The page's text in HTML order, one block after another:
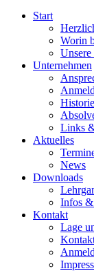
Start
Worin
Unternehmen
Links
Aktuelles
News
Downloads
Infos
Kontakt
Lage